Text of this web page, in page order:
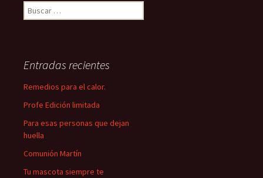
Buscar:
Entradas recientes
Remedios para el calor.
Profe Edición limitada
Para esas personas que dejan
huella
Comunión Martín
Tu mascota siempre te